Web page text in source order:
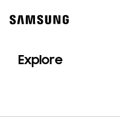
content
Explore